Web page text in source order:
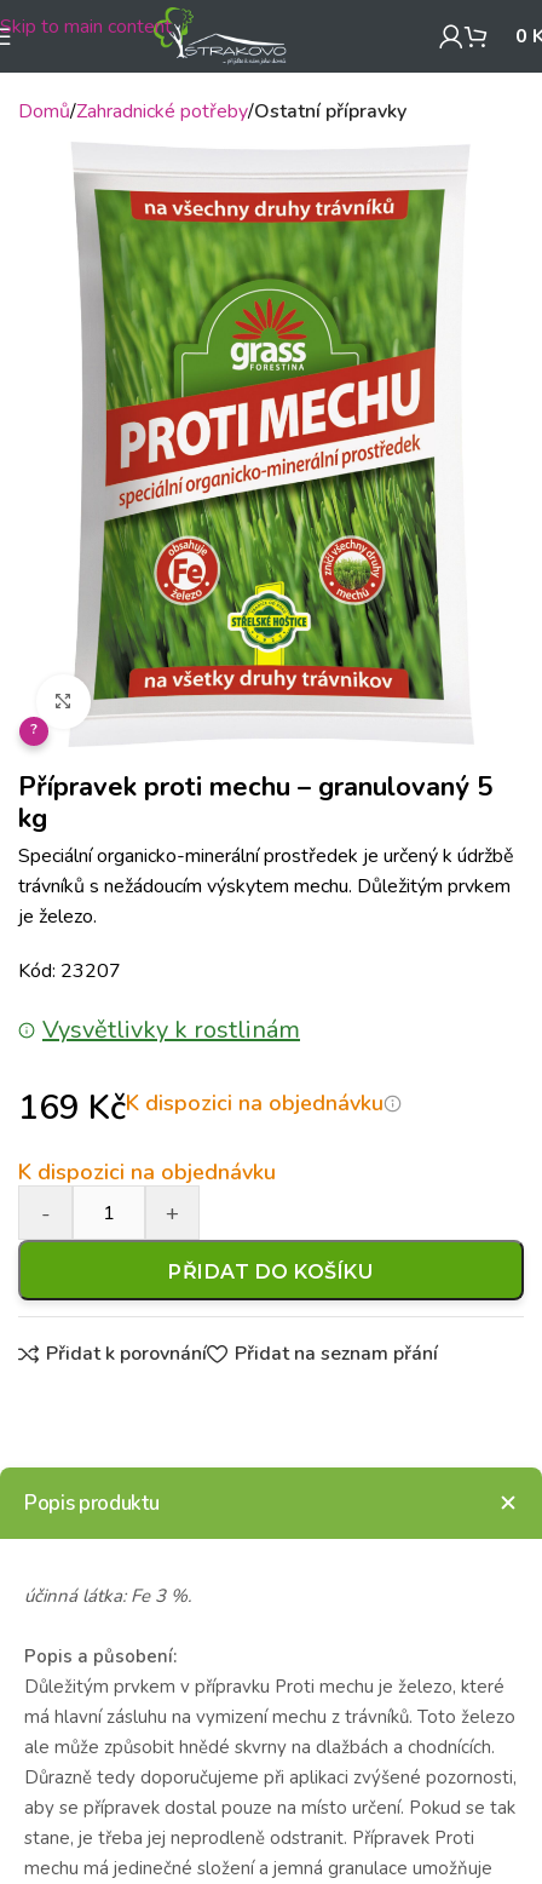
Skip to main content 0
Domů Zahradnické potřeby Ostatní přípravky
Klikněte pro zvětšení
?
Přípravek proti mechu – granulovaný 5
kg
Speciální organicko-minerální prostředek je určený k údržbě
trávníků s nežádoucím výskytem mechu. Důležitým prvkem
je železo.
Kód: 23207
Vysvětlivky k rostlinám
169 KčK dispozici na objednávku
K dispozici na objednávku
PŘIDAT DO KOŠÍKU
Přidat k porovnání Přidat na seznam přání
Popis produktu
účinná látka: Fe 3 %.
Popis a působení:
Důležitým prvkem v přípravku Proti mechu je železo, které
má hlavní zásluhu na vymizení mechu z trávníků. Toto železo
ale může způsobit hnědé skvrny na dlažbách a chodnících.
Důrazně tedy doporučujeme při aplikaci zvýšené pozornosti,
aby se přípravek dostal pouze na místo určení. Pokud se tak
stane, je třeba jej neprodleně odstranit. Přípravek Proti
mechu má jedinečné složení a jemná granulace umožňuje